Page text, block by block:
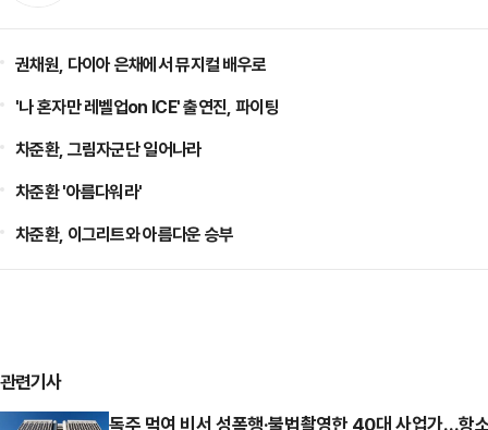
권채원, 다이아 은채에서 뮤지컬 배우로
'나 혼자만 레벨업on ICE' 출연진, 파이팅
차준환, 그림자군단 일어나라
차준환 '아름다워라'
차준환, 이그리트와 아름다운 승부
관련기사
독주 먹여 비서 성폭행·불법촬영한 40대 사업가…항